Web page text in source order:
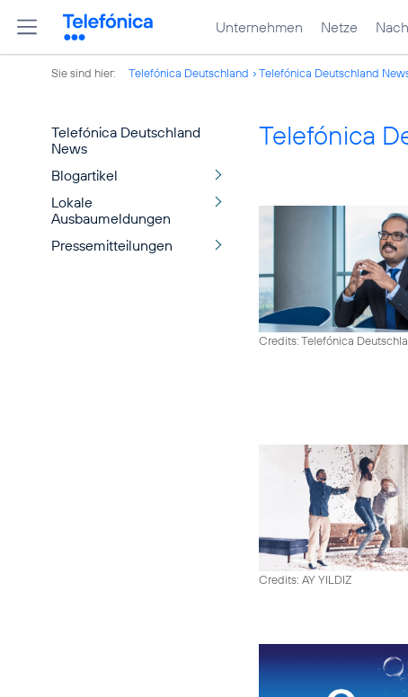
Unternehmen Netze
Sie sind hier: Telefónica Deutschland Telefónica Deutschland
Telefónica Deutschland
News
Blogartikel
Lokale
Ausbaumeldungen
Pressemitteilungen
Telefónica
Credits: Telefónica
Credits: AY YILDIZ